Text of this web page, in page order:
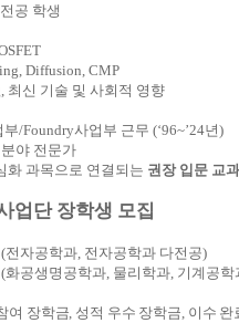
공 학생
Diffusion, CMP
최신 기술 및 사회적 영향
부/Foundry사업부 근무 (‘96~’24년)
분야 전문가
화 과목으로 연결되는 권장 입문 교
업단 장학생 모집
(전자공학과, 전자공학과 다전공)
(화공생명공학과, 물리학과, 기계공학
여 장학금, 성적 우수 장학금, 이수 완